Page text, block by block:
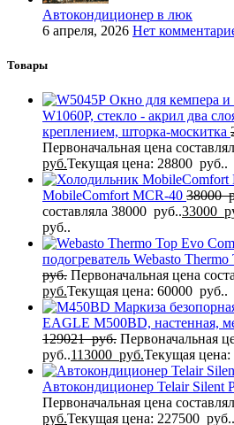
Автокондиционер в люк
6 апреля, 2026 Нет
Товары
Окно для кемпера
W1060P, стекло - акрил два
креплением, шторка-москитка
Первоначальная цена
руб.Текущая цена: 28800 руб..
MobileComfort MCR-40 38000
составляла 38000 руб..33000
руб..
подогреватель Webasto
руб. Первоначальная цена
руб.Текущая цена: 60000 руб..
Маркиза
EAGLE M500BD, настенная,
129021руб. Первоначальная
руб..113000 руб.Текущая
Автокондиционер Telair Silent
Первоначальная цена
руб.Текущая цена: 227500 руб..